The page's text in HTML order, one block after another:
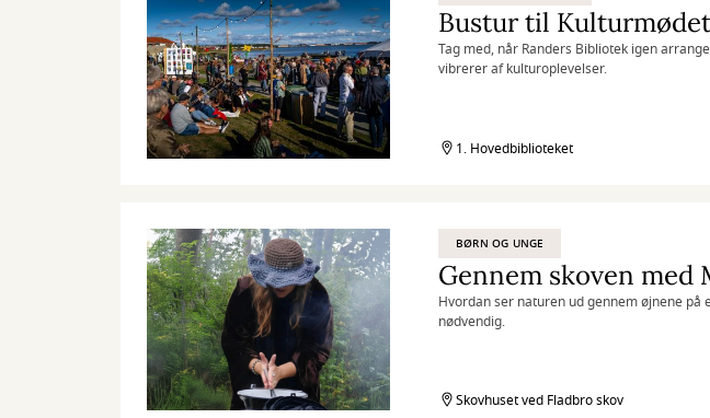
Bustur til
Tag med, når Randers Bibliotek igen
vibrerer af kulturoplevelser.
1. Hovedbiblioteket
BØRN OG UNGE
Gennem skoven med
Hvordan ser naturen ud gennem øjnene på
nødvendig.
Skovhuset ved Fladbro skov